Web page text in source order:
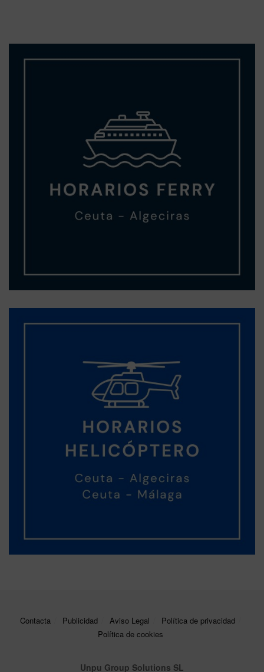
Contacta Publicidad Aviso Legal
Política de privacidad
Política de cookies
Unpu Group Solutions SL